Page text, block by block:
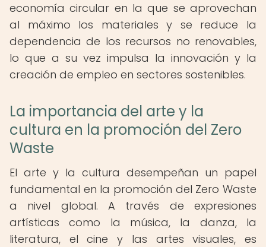
economía circular en la que se aprovechan
al máximo los materiales y se reduce la
dependencia de los recursos no renovables,
lo que a su vez impulsa la innovación y la
creación de empleo en sectores sostenibles.
La importancia del arte y la
cultura en la promoción del Zero
Waste
El arte y la cultura desempeñan un papel
fundamental en la promoción del Zero Waste
a nivel global. A través de expresiones
artísticas como la música, la danza, la
literatura, el cine y las artes visuales, es